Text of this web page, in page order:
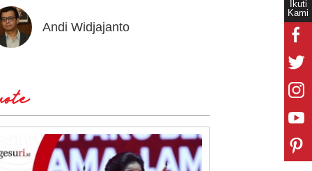
Ikuti
Kami
Andi Widjajanto Aria